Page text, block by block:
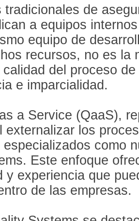
tradicionales de
a equipos
equipo de
recursos, no es la
del proceso
e imparcialidad.
a Service (QaaS),
externalizar los
como
Este enfoque
y experiencia que
de las empresas.